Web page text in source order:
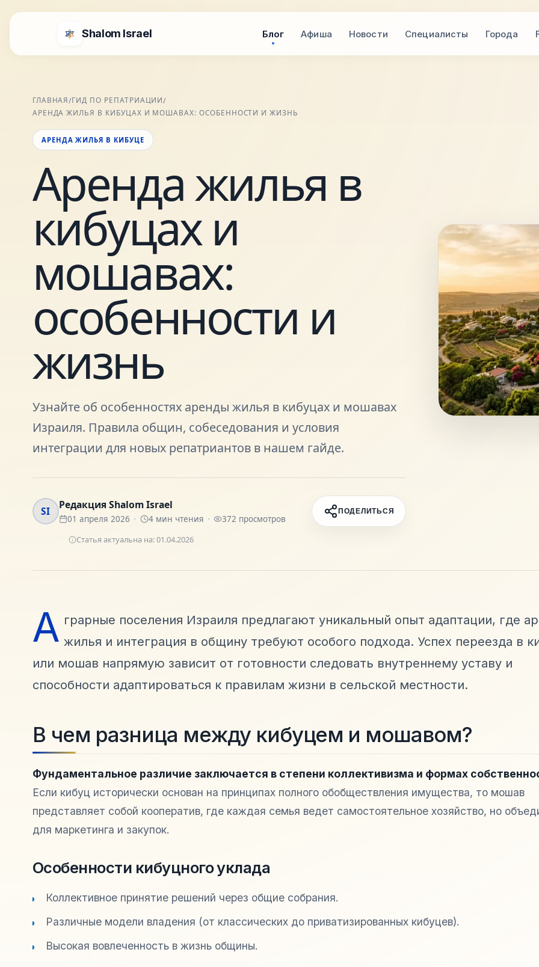
Shalom Israel Блог Афиша Новости Специалисты Города
ГЛАВНАЯ/ГИД ПО РЕПАТРИАЦИИ/
АРЕНДА ЖИЛЬЯ В КИБУЦАХ И МОШАВАХ: ОСОБЕННОСТИ И ЖИЗНЬ
АРЕНДА ЖИЛЬЯ В КИБУЦЕ
Аренда жилья в
кибуцах и
мошавах:
особенности и
жизнь
Узнайте об особенностях аренды жилья в кибуцах и мошавах
Израиля. Правила общин, собеседования и условия
интеграции для новых репатриантов в нашем гайде.
SI Редакция Shalom Israel
01 апреля 2026 4мин чтения 372 просмотров
ПОДЕЛИТЬСЯ
Статья актуальна на:01.04.2026
А грарные поселения Израиля предлагают уникальный опыт адаптации, где
жилья и интеграция в общину требуют особого подхода. Успех переезда в
или мошав напрямую зависит от готовности следовать внутреннему уставу и
способности адаптироваться к правилам жизни в сельской местности.
В чем разница между кибуцем и мошавом?
Фундаментальное различие заключается в степени коллективизма и формах
Если кибуц исторически основан на принципах полного обобществления имущества, то мошав
представляет собой кооператив, где каждая семья ведет самостоятельное хозяйство, но
для маркетинга и закупок.
Особенности кибуцного уклада
Коллективное принятие решений через общие собрания.
Различные модели владения (от классических до приватизированных кибуцев).
Высокая вовлеченность в жизнь общины.